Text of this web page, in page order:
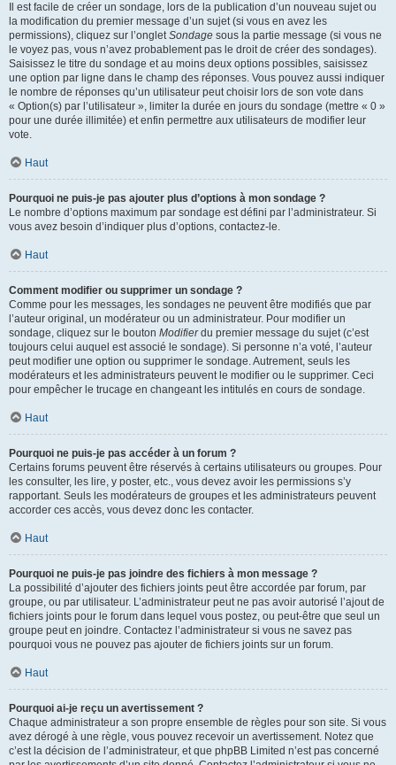
Il est facile de créer un sondage, lors de la publication d’un nouveau sujet ou
la modification du premier message d’un sujet (si vous en avez les
permissions), cliquez sur l’ongletSondage sous la partie message (si vous ne
le voyez pas, vous n’avez probablement pas le droit de créer des sondages).
Saisissez le titre du sondage et au moins deux options possibles, saisissez
une option par ligne dans le champ des réponses. Vous pouvez aussi indiquer
le nombre de réponses qu’un utilisateur peut choisir lors de son vote dans
« Option(s) par l’utilisateur », limiter la durée en jours du sondage (mettre « 0 »
pour une durée illimitée) et enfin permettre aux utilisateurs de modifier leur
vote.
Haut
Pourquoi ne puis-je pas ajouter plus d’options à mon sondage ?
Le nombre d’options maximum par sondage est défini par l’administrateur. Si
vous avez besoin d’indiquer plus d’options, contactez-le.
Haut
Comment modifier ou supprimer un sondage ?
Comme pour les messages, les sondages ne peuvent être modifiés que par
l’auteur original, un modérateur ou un administrateur. Pour modifier un
sondage, cliquez sur le bouton Modifierdu premier message du sujet (c’est
toujours celui auquel est associé le sondage). Si personne n’a voté, l’auteur
peut modifier une option ou supprimer le sondage. Autrement, seuls les
modérateurs et les administrateurs peuvent le modifier ou le supprimer. Ceci
pour empêcher le trucage en changeant les intitulés en cours de sondage.
Haut
Pourquoi ne puis-je pas accéder à un forum ?
Certains forums peuvent être réservés à certains utilisateurs ou groupes. Pour
les consulter, les lire, y poster, etc., vous devez avoir les permissions s’y
rapportant. Seuls les modérateurs de groupes et les administrateurs peuvent
accorder ces accès, vous devez donc les contacter.
Haut
Pourquoi ne puis-je pas joindre des fichiers à mon message ?
La possibilité d’ajouter des fichiers joints peut être accordée par forum, par
groupe, ou par utilisateur. L’administrateur peut ne pas avoir autorisé l’ajout de
fichiers joints pour le forum dans lequel vous postez, ou peut-être que seul un
groupe peut en joindre. Contactez l’administrateur si vous ne savez pas
pourquoi vous ne pouvez pas ajouter de fichiers joints sur un forum.
Haut
Pourquoi ai-je reçu un avertissement ?
Chaque administrateur a son propre ensemble de règles pour son site. Si vous
avez dérogé à une règle, vous pouvez recevoir un avertissement. Notez que
c’est la décision de l’administrateur, et que phpBB Limited n’est pas concerné